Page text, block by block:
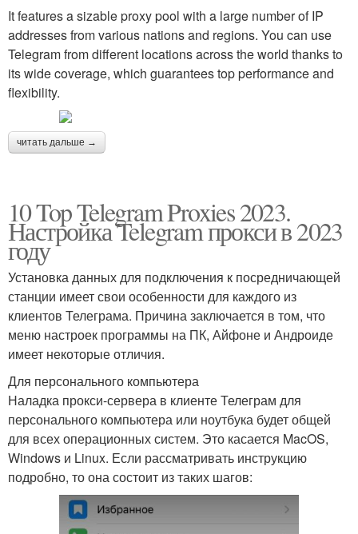
It features a sizable proxy pool with a large number of IP
addresses from various nations and regions. You can use
Telegram from different locations across the world thanks to
its wide coverage, which guarantees top performance and
flexibility.
читать дальше →
10 Top Telegram Proxies 2023.
Настройка Telegram прокси в 2023
году
Установка данных для подключения к посредничающей
станции имеет свои особенности для каждого из
клиентов Телеграма. Причина заключается в том, что
меню настроек программы на ПК, Айфоне и Андроиде
имеет некоторые отличия.
Для персонального компьютера
Наладка прокси-сервера в клиенте Телеграм для
персонального компьютера или ноутбука будет общей
для всех операционных систем. Это касается MacOS,
Windows и Linux. Если рассматривать инструкцию
подробно, то она состоит из таких шагов: